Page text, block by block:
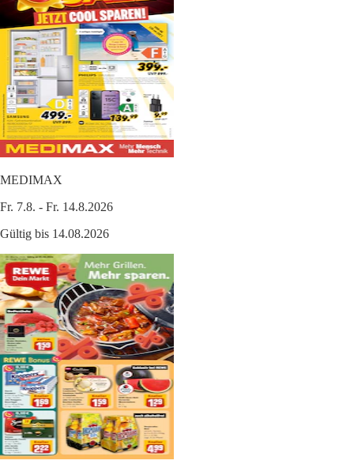
MEDIMAX
Fr. 7.8. - Fr. 14.8.2026
Gültig bis 14.08.2026